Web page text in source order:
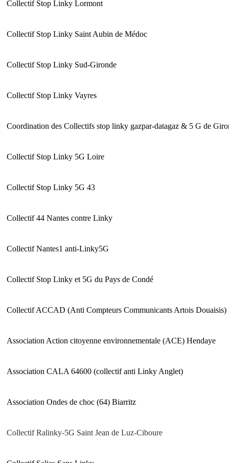
Collectif Stop Linky Lormont
Collectif Stop Linky Saint Aubin de Médoc
Collectif Stop Linky Sud-Gironde
Collectif Stop Linky Vayres
Coordination des Collectifs stop linky gazpar-datagaz & 5 G de
Collectif Stop Linky 5G Loire
Collectif Stop Linky 5G 43
Collectif 44 Nantes contre Linky
Collectif Nantes1 anti-Linky5G
Collectif Stop Linky et 5G du Pays de Condé
Collectif ACCAD (Anti Compteurs Communicants Artois Douaisis)
Association Action citoyenne environnementale (ACE) Hendaye
Association CALA 64600 (collectif anti Linky Anglet)
Association Ondes de choc (64) Biarritz
Collectif Ralinky-5G Saint Jean de Luz-Ciboure